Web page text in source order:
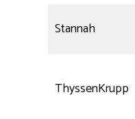
Stannah
ThyssenKrupp